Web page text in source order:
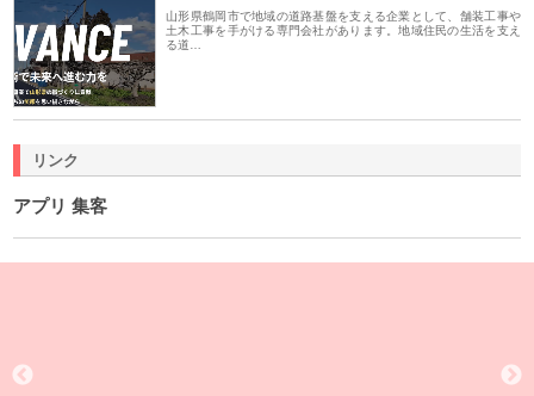
山形県鶴岡市で地域の道路基盤を支える企業として、舗装工事や
土木工事を手がける専門会社があります。地域住民の生活を支え
る道…
リンク
アプリ 集客